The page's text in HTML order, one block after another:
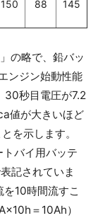
150 88 145
の略で、鉛バッ
ンジン始動性能
秒目電圧が7.2
値が大きいほど
を示します。
バイ用バッテ
記されていま
10時間流すこ
＝10Ah）